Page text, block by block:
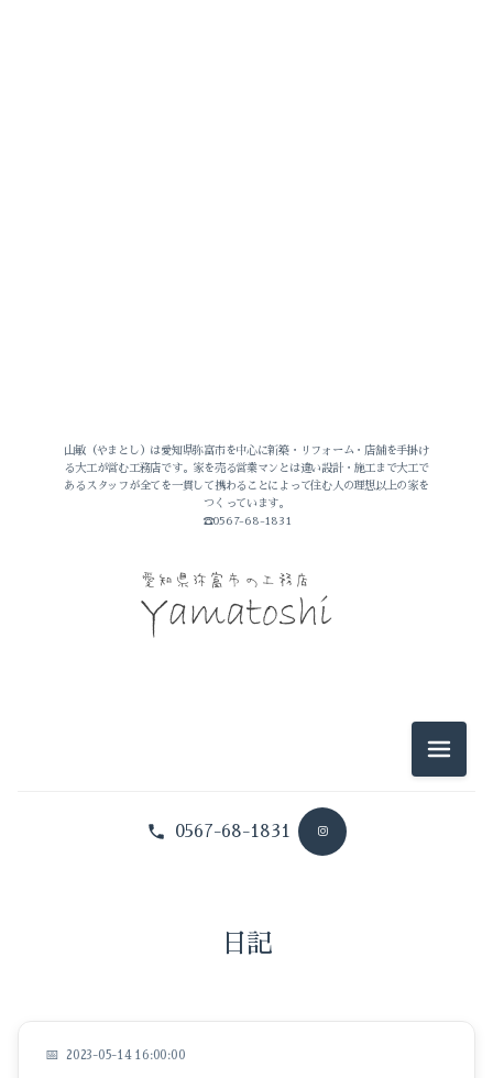
山敏のこと
仕事のこと
0567-68-1831
山敏（やまとし）は愛知県弥富市を中心に新築・リフォーム・店舗を手掛け
る大工が営む工務店です。家を売る営業マンとは違い設計・施工まで大工で
あるスタッフが全てを一貫して携わることによって住む人の理想以上の家を
つくっています。
☎0567-68-1831
山敏のこと
メニュ
日記
2023-05-14 16:00:00